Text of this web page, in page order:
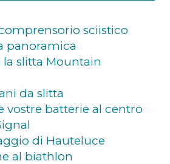
sciistico
panoramica
slitta Mountain
da slitta
vostre batterie al centro
di Hauteluce
al biathlon